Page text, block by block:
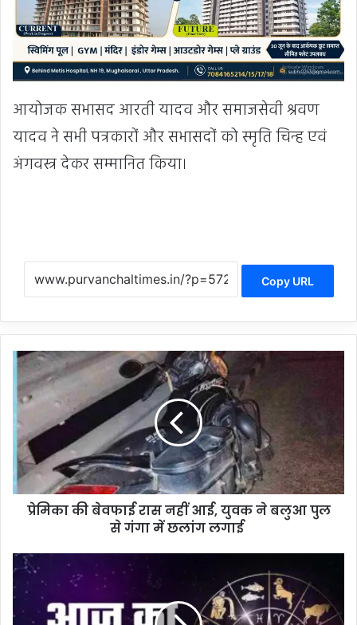
आयोजक सभासद आरती यादव और समाजसेवी श्रवण
यादव ने सभी पत्रकारों और सभासदों को स्मृति चिन्ह एवं
अंगवस्त्र देकर सम्मानित किया।
Copy URL
प्रे
का
बे
फा
ई
रा
आ
ई
,
यु
प्रेमिका की बेवफाई रास नहीं आई, युवक ने बलुआ पुल
से गंगा में छलांग लगाई
6
म
ई